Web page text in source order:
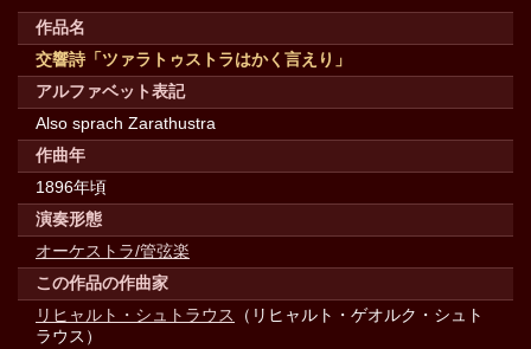
作品名
交響詩「ツァラトゥストラはかく言えり」
アルファベット表記
Also sprach Zarathustra
作曲年
1896年頃
演奏形態
オーケストラ/管弦楽
この作品の作曲家
リヒャルト・シュトラウス
（リヒャルト・ゲオルク・シュト
ラウス）